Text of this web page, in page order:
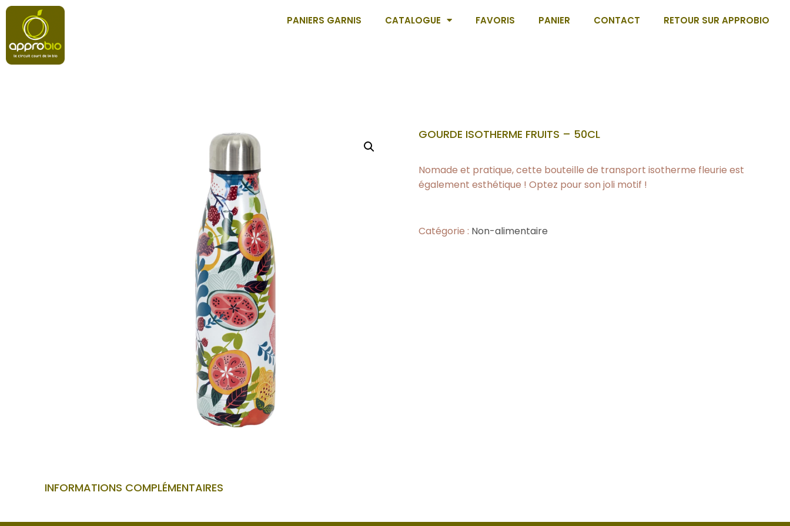
PANIERS GARNIS CATALOGUE FAVORIS PANIER CONTACT RETOUR SUR APPROBIO
GOURDE ISOTHERME FRUITS – 50CL
Nomade et pratique, cette bouteille de transport isotherme fleurie est
également esthétique ! Optez pour son joli motif !
Catégorie : Non-alimentaire
INFORMATIONS COMPLÉMENTAIRES